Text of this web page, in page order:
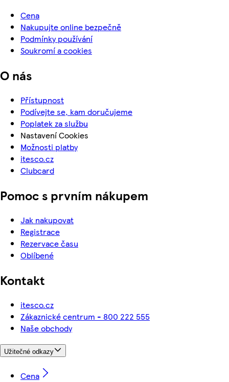
Cena
Nakupujte online bezpečně
Podmínky používání
Soukromí a cookies
O nás
Přístupnost
Podívejte se, kam doručujeme
Poplatek za službu
Nastavení Cookies
Možnosti platby
itesco.cz
Clubcard
Pomoc s prvním nákupem
Jak nakupovat
Registrace
Rezervace času
Oblíbené
Kontakt
itesco.cz
Zákaznické centrum - 800 222 555
Naše obchody
Užitečné odkazy
Cena